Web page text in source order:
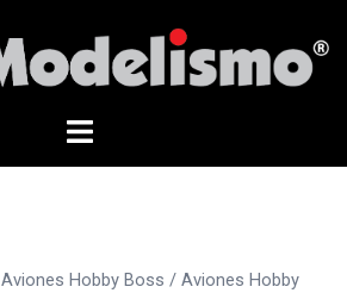
Alternar
Aviones Hobby Boss / Aviones Hobby